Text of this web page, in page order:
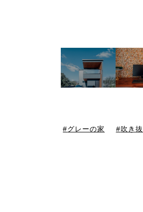
グレーの家 吹き